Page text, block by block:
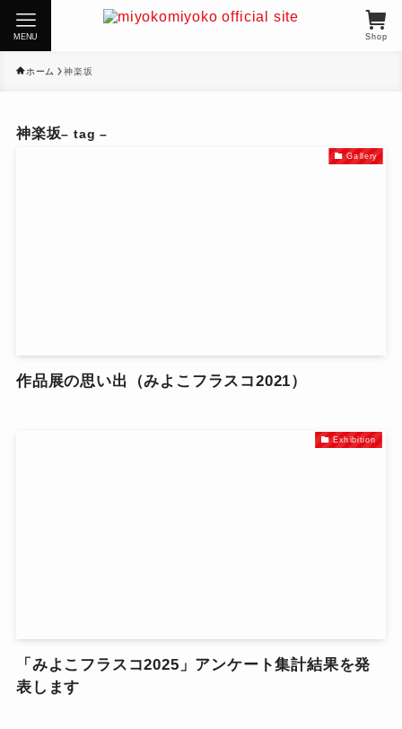
Shop
MENU
ホーム 神楽坂
神楽坂– tag –
Gallery
作品展の思い出（みよこフラスコ2021）
Exhibition
「みよこフラスコ2025」アンケート集計結果を発
表します